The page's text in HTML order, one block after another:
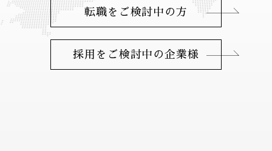
転職をご検討中の方
採用をご検討中の企業様